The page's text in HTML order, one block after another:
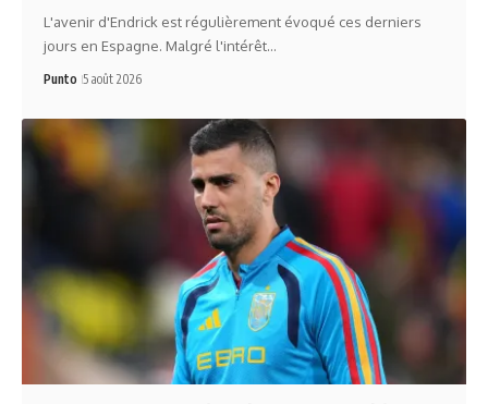
L'avenir d'Endrick est régulièrement évoqué ces derniers
jours en Espagne. Malgré l'intérêt…
Punto 5 août 2026